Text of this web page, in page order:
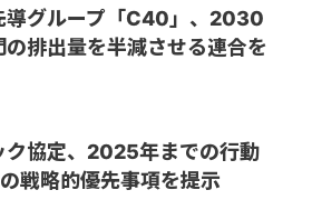
導グループ「C40」、2030
排出量を半減させる連合を
ク協定、2025年までの行動
戦略的優先事項を提示